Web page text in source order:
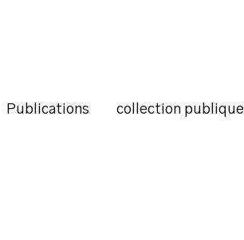
Publications collection publique